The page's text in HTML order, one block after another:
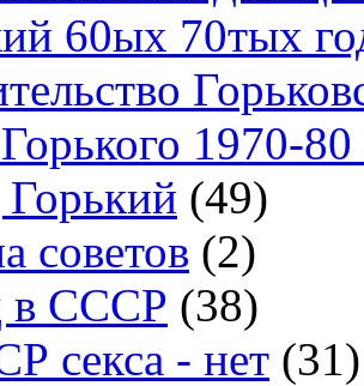
60ых 70тых
1970-80
Горький (49)
советов (2)
в СССР (38)
секса - нет (31)